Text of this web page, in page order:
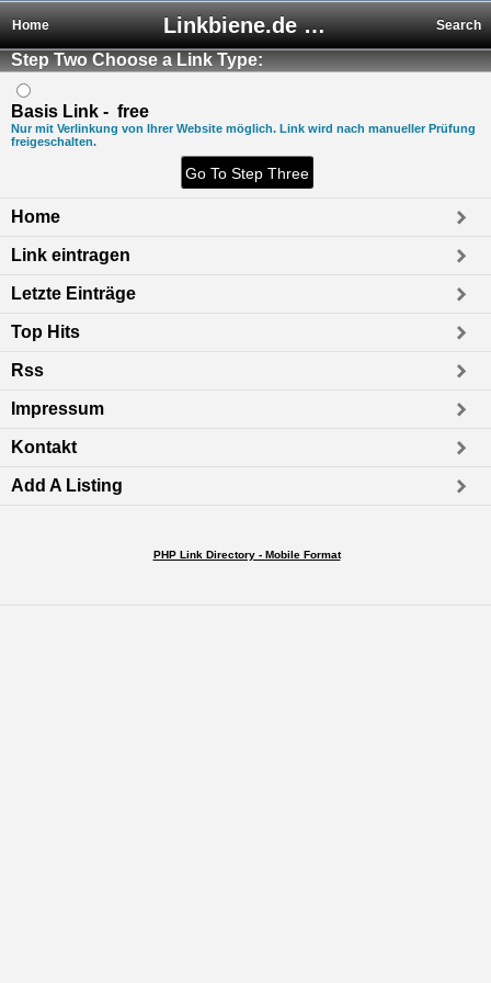
Linkbiene.de - Premium Webkatalog mit kostenlosem Eintrag
Home Search
Step Two Choose a Link Type:
Basis Link - free
Nur mit Verlinkung von Ihrer Website möglich. Link wird nach manueller Prüfung
freigeschalten.
Home
Link eintragen
Letzte Einträge
Top Hits
Rss
Impressum
Kontakt
Add A Listing
PHP Link Directory - Mobile Format